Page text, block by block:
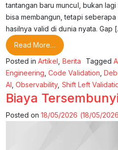
tantangan baru muncul, bukan
bisa membangun, tetapi
hasilnya valid di dunia nyata. Gap
Read More… from Apa yang
Posted inArtikel Berita Tagged
Engineering ,Code Validation
AI ,Observability, Shift Left
Biaya
Posted on18/05/2026 (18/05/